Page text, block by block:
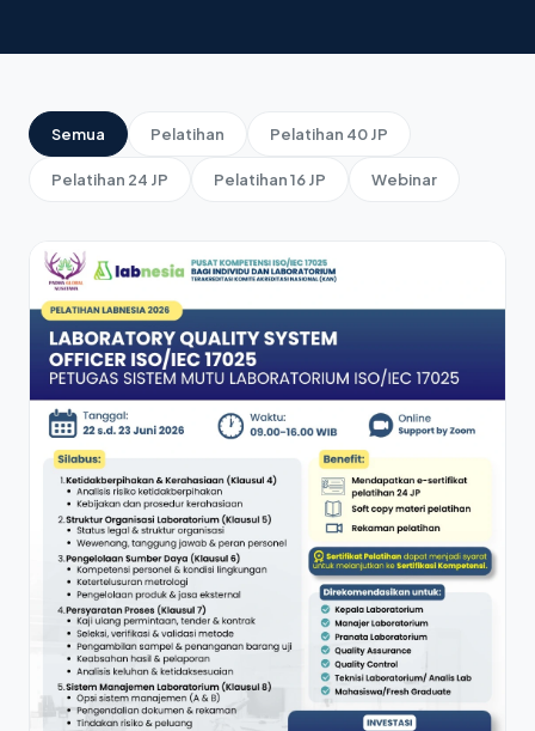
Semua Pelatihan Pelatihan 40 JP
Pelatihan 24 JP Pelatihan 16 JP Webinar